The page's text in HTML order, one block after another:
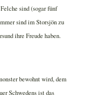
sind (sogar fünf
sind im Storsjön zu
ihre Freude haben.
bewohnt wird, dem
Schwedens ist das